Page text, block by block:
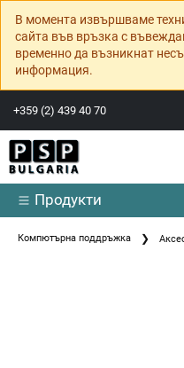
В момента извършваме
сайта във връзка с
временно да възникнат
информация.
+359 (2) 439 40 70
Продукти
Компютърна поддръжка